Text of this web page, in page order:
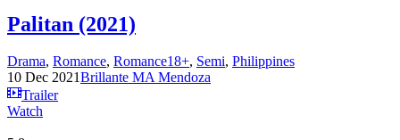
Palitan (2021)
Drama, Romance, Romance18+, Semi, Philippines
10 Dec 2021Brillante MA Mendoza
Trailer
Watch